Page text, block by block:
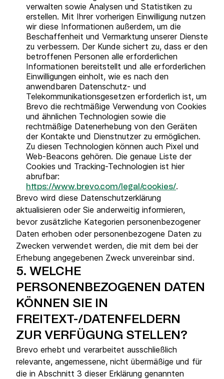
verwalten sowie Analysen und Statistiken zu
erstellen. Mit Ihrer vorherigen Einwilligung nutzen
wir diese Informationen außerdem, um die
Beschaffenheit und Vermarktung unserer Dienste
zu verbessern. Der Kunde sichert zu, dass er den
betroffenen Personen alle erforderlichen
Informationen bereitstellt und alle erforderlichen
Einwilligungen einholt, wie es nach den
anwendbaren Datenschutz- und
Telekommunikationsgesetzen erforderlich ist, um
Brevo die rechtmäßige Verwendung von Cookies
und ähnlichen Technologien sowie die
rechtmäßige Datenerhebung von den Geräten
der Kontakte und Dienstnutzer zu ermöglichen.
Zu diesen Technologien können auch Pixel und
Web-Beacons gehören. Die genaue Liste der
Cookies und Tracking-Technologien ist hier
abrufbar:
https://www.brevo.com/legal/cookies/.
Brevo wird diese Datenschutzerklärung
aktualisieren oder Sie anderweitig informieren,
bevor zusätzliche Kategorien personenbezogener
Daten erhoben oder personenbezogene Daten zu
Zwecken verwendet werden, die mit dem bei der
Erhebung angegebenen Zweck unvereinbar sind.
5. WELCHE
PERSONENBEZOGENEN DATEN
KÖNNEN SIE IN
FREITEXT-/DATENFELDERN
ZUR VERFÜGUNG STELLEN?
Brevo erhebt und verarbeitet ausschließlich
relevante, angemessene, nicht übermäßige und für
die in Abschnitt 3 dieser Erklärung genannten